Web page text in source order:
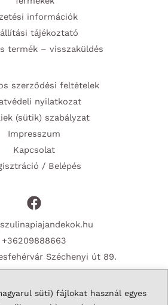
süti) fájlokat használ egyes
információk
tájékoztató
termék – visszaküldés
szerződési feltételek
nyilatkozat
(sütik) szabályzat
Impresszum
Kapcsolat
/ Belépés
+36209888663
Széchenyi út 89.